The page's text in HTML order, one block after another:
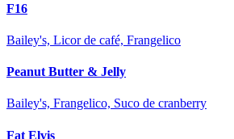
F16
Bailey's, Licor de café, Frangelico
Peanut Butter & Jelly
Bailey's, Frangelico, Suco de cranberry
Fat Elvis